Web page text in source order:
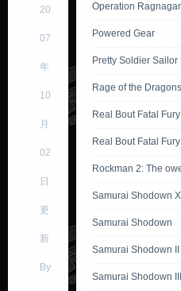
20
07
年
10
月
02
日
更
新
By
Operation
Powered Gear
Pretty Soldier Sailor
Rage of the Dragons
Real Bout Fatal
Real Bout Fatal
Rockman 2: The
Samurai Shodown X
Samurai Shodown
Samurai Shodown II
Samurai Shodown III